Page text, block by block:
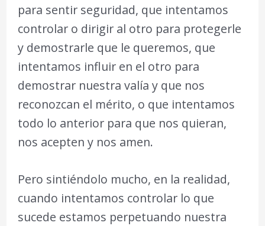
para sentir seguridad, que intentamos
controlar o dirigir al otro para protegerle
y demostrarle que le queremos, que
intentamos influir en el otro para
demostrar nuestra valía y que nos
reconozcan el mérito, o que intentamos
todo lo anterior para que nos quieran,
nos acepten y nos amen.
Pero sintiéndolo mucho, en la realidad,
cuando intentamos controlar lo que
sucede estamos perpetuando nuestra